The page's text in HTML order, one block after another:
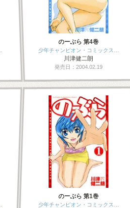
のーぶら 第4巻
少年チャンピオン・コミックス…
川津健二朗
発売日：2004.02.19
のーぶら 第1巻
少年チャンピオン・コミックス…